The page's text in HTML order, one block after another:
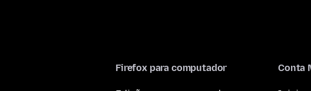
Firefox para computador Conta